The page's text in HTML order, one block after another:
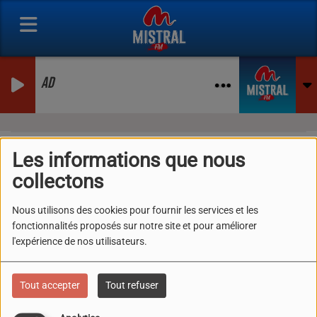
Les informations que nous
collectons
Nous utilisons des cookies pour fournir les services et les
fonctionnalités proposés sur notre site et pour améliorer
l'expérience de nos utilisateurs.
Tout accepter Tout refuser
AD